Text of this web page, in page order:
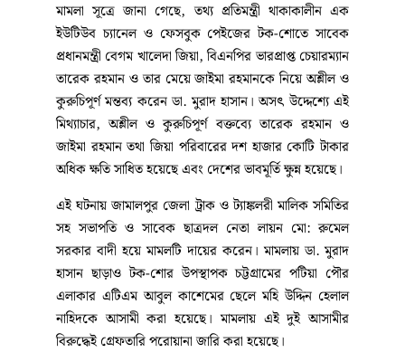
মামলা সূত্রে জানা গেছে, তথ্য প্রতিমন্ত্রী থাকাকালীন এক
ইউটিউব চ্যানেল ও ফেসবুক পেইজের টক-শোতে সাবেক
প্রধানমন্ত্রী বেগম খালেদা জিয়া, বিএনপির ভারপ্রাপ্ত চেয়ারম্যান
তারেক রহমান ও তার মেয়ে জাইমা রহমানকে নিয়ে অশ্লীল ও
কুরুচিপূর্ণ মন্তব্য করেন ডা. মুরাদ হাসান। অসৎ উদ্দেশ্যে এই
মিথ্যাচার, অশ্লীল ও কুরুচিপূর্ণ বক্তব্যে তারেক রহমান ও
জাইমা রহমান তথা জিয়া পরিবারের দশ হাজার কোটি টাকার
অধিক ক্ষতি সাধিত হয়েছে এবং দেশের ভাবমূর্তি ক্ষুন্ন হয়েছে।
এই ঘটনায় জামালপুর জেলা ট্রাক ও ট্যাঙ্কলরী মালিক সমিতির
সহ সভাপতি ও সাবেক ছাত্রদল নেতা লায়ন মো: রুমেল
সরকার বাদী হয়ে মামলটি দায়ের করেন। মামলায় ডা. মুরাদ
হাসান ছাড়াও টক-শোর উপস্থাপক চট্টগ্রামের পটিয়া পৌর
এলাকার এটিএম আবুল কাশেমের ছেলে মহি উদ্দিন হেলাল
নাহিদকে আসামী করা হয়েছে। মামলায় এই দুই আসামীর
বিরুদ্ধেই গ্রেফতারি পরোয়ানা জারি করা হয়েছে।